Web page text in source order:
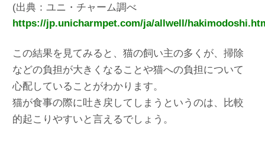
(出典：ユニ・チャーム調べ
https://jp.unicharmpet.com/ja/allwell/
この結果を見てみると、猫の飼い主の多くが、掃除
などの負担が大きくなることや猫への負担について
心配していることがわかります。
猫が食事の際に吐き戻してしまうというのは、比較
的起こりやすいと言えるでしょう。